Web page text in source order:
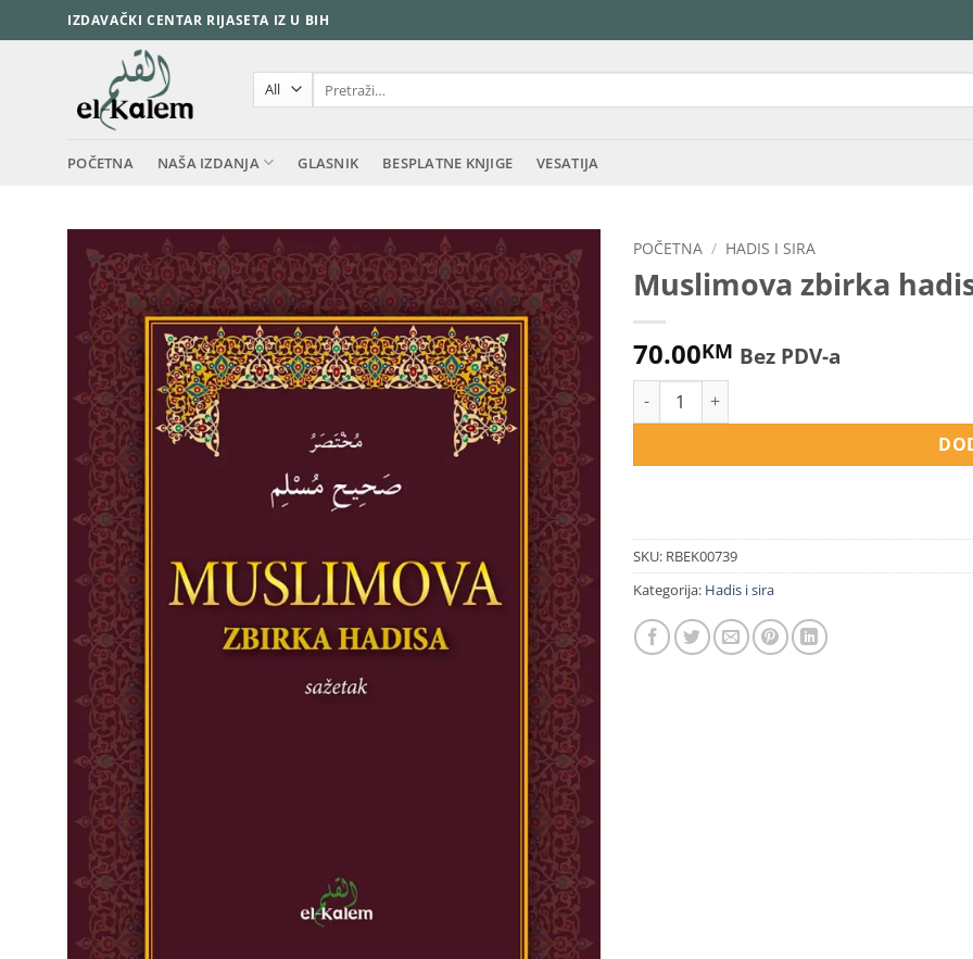
to
IZDAVAČKI CENTAR RIJASETA IZ U BIH
POČETNA NAŠA IZDANJA GLASNIK BESPLATNE KNJIGE VESATIJA
POČETNA / HADIS I SIRA
Muslimova zbirka
70.00KM Bez PDV-a
Muslimova zbirka hadisa - sažetak količina
SKU: RBEK00739
Kategorija: Hadis i sira